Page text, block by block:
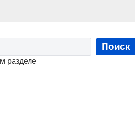
Поиск
разделе